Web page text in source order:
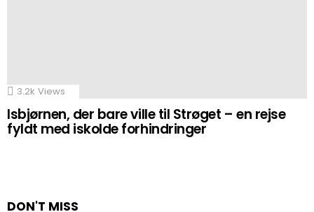
3.2k Views
Isbjørnen, der bare ville til Strøget – en rejse
fyldt med iskolde forhindringer
DON'T MISS